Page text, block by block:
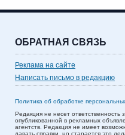
ОБРАТНАЯ СВЯЗЬ
Реклама на сайте
Написать письмо в редакцию
Политика об обработке
Редакция не несет
опубликованной в рекламных
агентств. Редакция не имеет